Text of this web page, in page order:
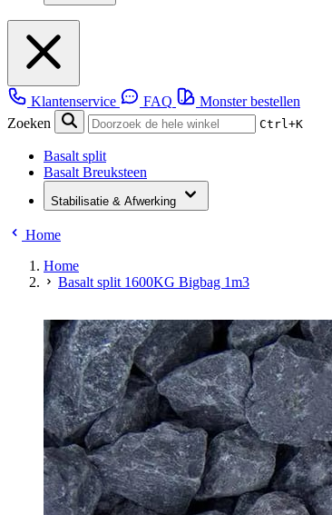
Klantenservice FAQ
Monster bestellen
Zoeken
Ctrl+K
Basalt split
Basalt Breuksteen
Stabilisatie & Afwerking
Home
Home
Basalt split 1600KG Bigbag 1m3